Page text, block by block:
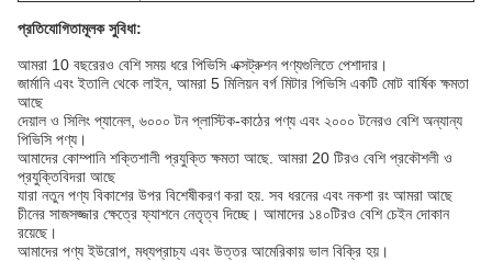
প্রতিযোগিতামূলক সুবিধা:
আমরা 10 বছরেরও বেশি সময় ধরে পিভিসি এক্সট্রুশন পণ্যগুলিতে পেশাদার।
জার্মানি এবং ইতালি থেকে লাইন, আমরা 5 মিলিয়ন বর্গ মিটার পিভিসি একটি মোট বার্ষিক ক্ষমতা
আছে
দেয়াল ও সিলিং প্যানেল, ৬০০০ টন প্লাস্টিক-কাঠের পণ্য এবং ২০০০ টনেরও বেশি অন্যান্য
পিভিসি পণ্য।
আমাদের কোম্পানি শক্তিশালী প্রযুক্তি ক্ষমতা আছে. আমরা 20 টিরও বেশি প্রকৌশলী ও
প্রযুক্তিবিদরা আছে
যারা নতুন পণ্য বিকাশের উপর বিশেষীকরণ করা হয়. সব ধরনের এবং নকশা রং আমরা আছে
চীনের সাজসজ্জার ক্ষেত্রে ফ্যাশনে নেতৃত্ব দিচ্ছে। আমাদের ১৪০টিরও বেশি চেইন দোকান
রয়েছে।
আমাদের পণ্য ইউরোপ, মধ্যপ্রাচ্য এবং উত্তর আমেরিকায় ভাল বিক্রি হয়।